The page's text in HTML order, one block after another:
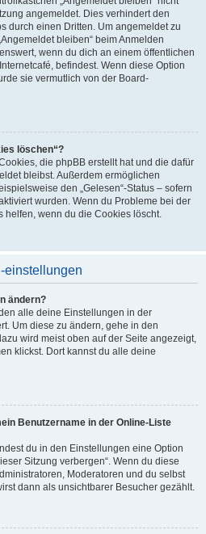
angemeldet. Dies verhindert den
durch einen Dritten. Um angemeldet zu
bleiben“ beim Anmelden
wenn du dich an einem öffentlichen
befindest. Wenn diese Option
sie vermutlich von der Board-
löschen“?
die phpBB erstellt hat und die dafür
bleibst. Außerdem ermöglichen
den „Gelesen“-Status – sofern
wurden. Wenn du Probleme bei der
helfen, wenn du die Cookies löscht.
einstellungen
ändern?
alle deine Einstellungen in der
Um diese zu ändern, gehe in den
wird meist oben auf der Seite angezeigt,
klickst. Dort kannst du alle deine
Benutzername in der Online-Liste
du in den Einstellungen eine Option
Sitzung verbergen“. Wenn du diese
Moderatoren und du selbst
dann als unsichtbarer Besucher gezählt.